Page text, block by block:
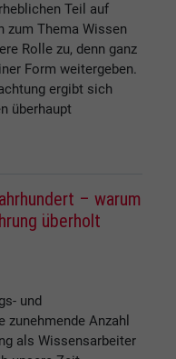
Teil auf
zum Thema Wissen
Rolle zu, denn ganz
Form weitergeben.
ergibt sich
überhaupt
– warum
überholt
und
Anzahl
als Wissensarbeiter